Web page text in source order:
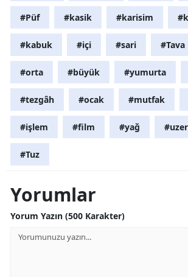
#Püf #kasik #karisim
#kabuk #içi #sari #Tava
#orta #büyük #yumurta
#tezgâh #ocak #mutfak
#işlem #film #yağ
#Tuz
Yorumlar
Yorum Yazın (500 Karakter)